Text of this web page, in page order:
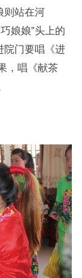
则站在河
娘娘”头上的
院门要唱《进
，唱《献茶